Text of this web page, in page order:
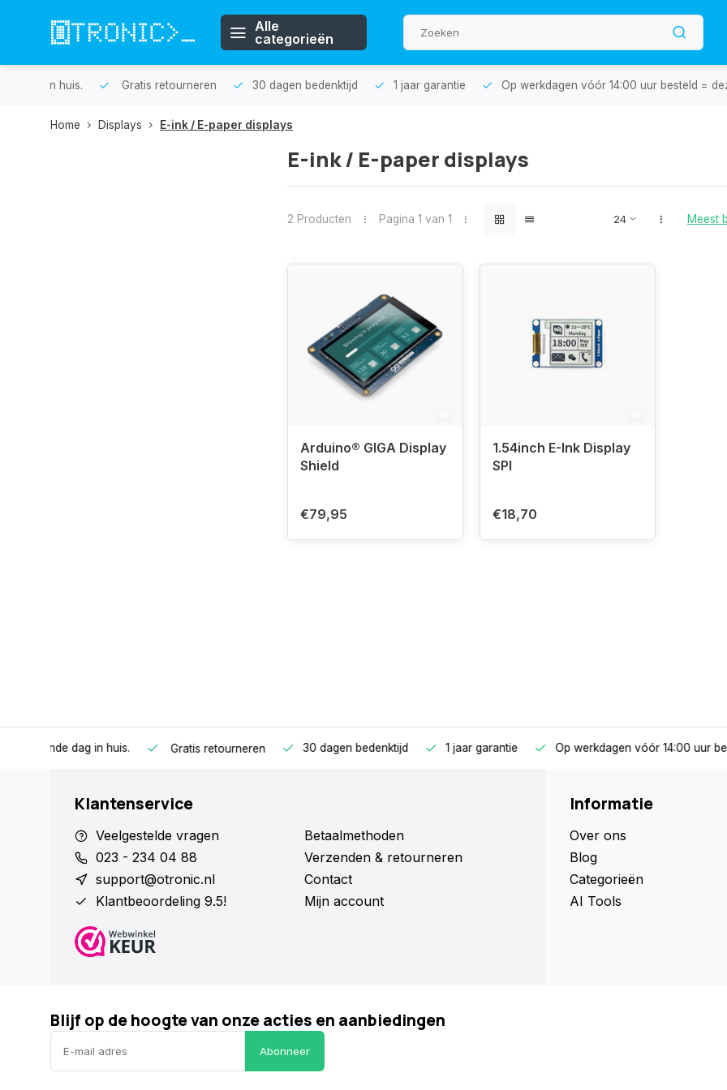
Alle
categorieën
Gratis retourneren 30 dagen bedenktijd 1 jaar garantie Op werkdagen vóór 14:00 uur besteld = dezelfde
Home Displays E-ink / E-paper displays
E-ink / E-paper displays
2 Producten Pagina 1 van 1 Meest
Arduino® GIGA Display
Shield
€79,95
1.54inch E-Ink Display
SPI
€18,70
Gratis retourneren 30 dagen bedenktijd 1 jaar garantie Op werkdagen vóór 14:00 uur besteld = dezelfde
Klantenservice
Veelgestelde vragen
023 - 234 04 88
support@otronic.nl
Klantbeoordeling 9.5!
Betaalmethoden
Verzenden & retourneren
Contact
Mijn account
Informatie
Over ons
Blog
Categorieën
AI Tools
Blijf op de hoogte van onze acties en aanbiedingen
Abonneer